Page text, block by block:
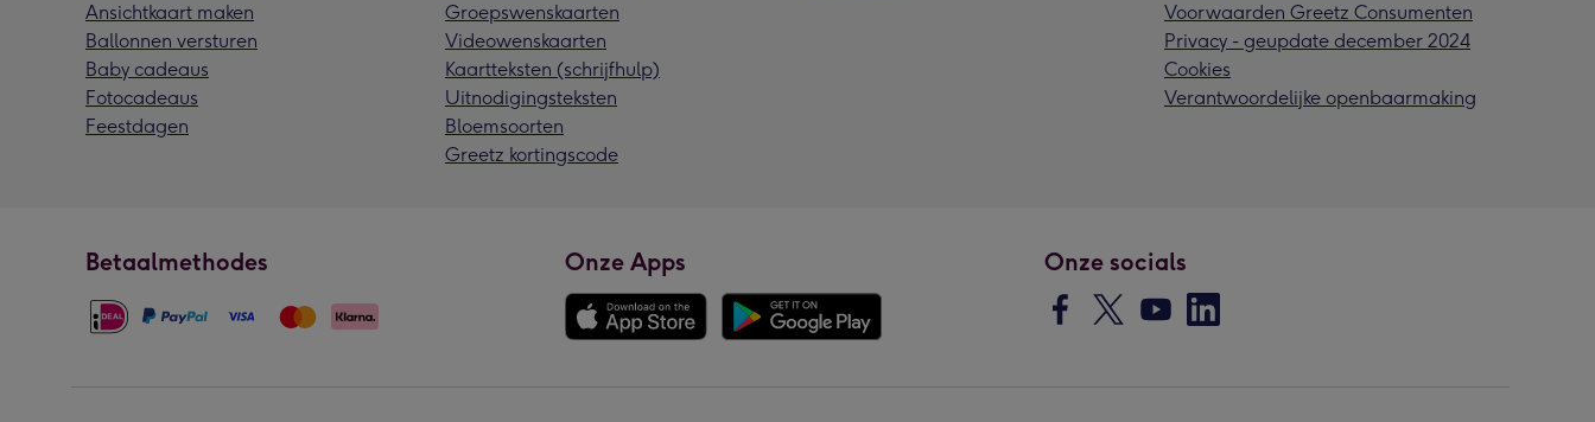
Ansichtkaart maken
Ballonnen versturen
Baby cadeaus
Fotocadeaus
Feestdagen
Groepswenskaarten
Videowenskaarten
Kaartteksten (schrijfhulp)
Uitnodigingsteksten
Bloemsoorten
Greetz kortingscode
Voorwaarden Greetz Consumenten
Privacy - geupdate december 2024
Cookies
Verantwoordelijke openbaarmaking
Betaalmethodes Onze Apps Onze socials